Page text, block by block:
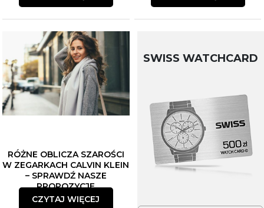
RÓŻNE OBLICZA SZAROŚCI
W ZEGARKACH CALVIN KLEIN
– SPRAWDŹ NASZE
PROPOZYCJE
CZYTAJ WIĘCEJ
SWISS WATCHCARD